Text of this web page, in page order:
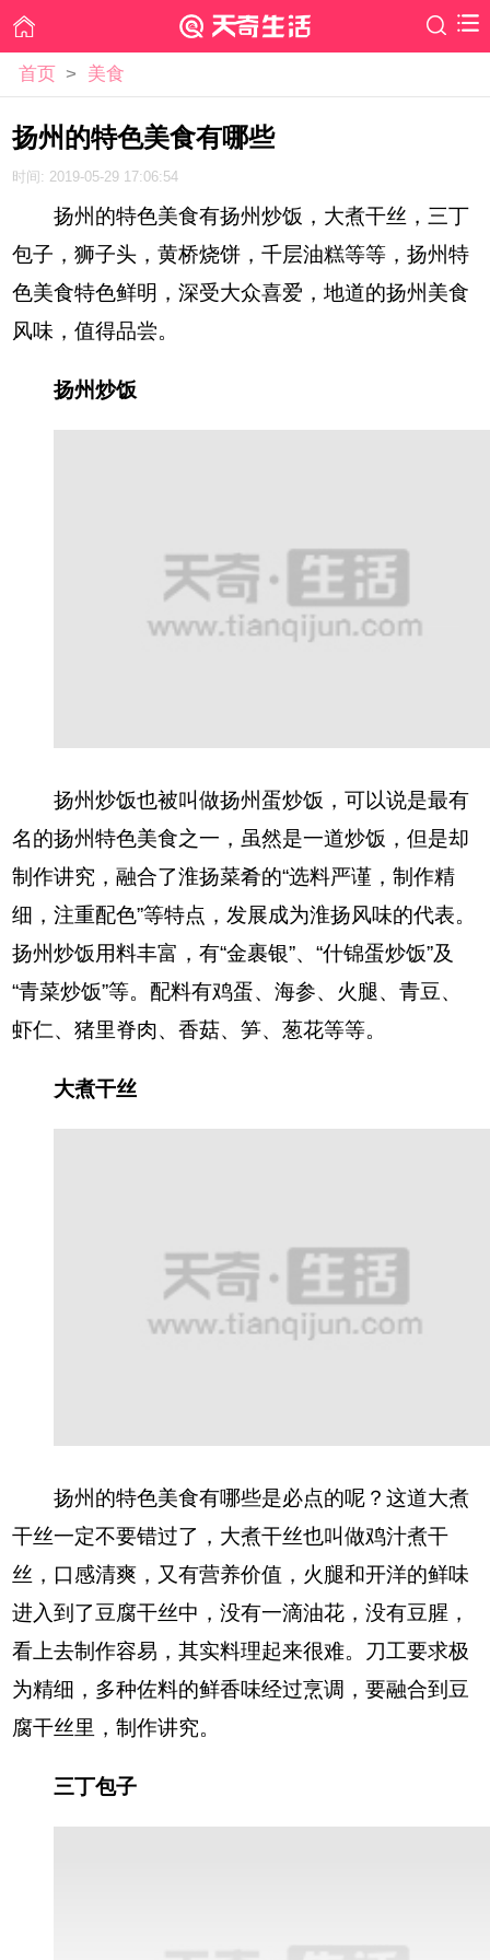
首页 > 美食
扬州的特色美食有哪些
时间: 2019-05-29 17:06:54
扬州的特色美食有扬州炒饭，大煮干丝，三丁
包子，狮子头，黄桥烧饼，千层油糕等等，扬州特
色美食特色鲜明，深受大众喜爱，地道的扬州美食
风味，值得品尝。
扬州炒饭
扬州炒饭也被叫做扬州蛋炒饭，可以说是最有
名的扬州特色美食之一，虽然是一道炒饭，但是却
制作讲究，融合了淮扬菜肴的“选料严谨，制作精
细，注重配色”等特点，发展成为淮扬风味的代表。
扬州炒饭用料丰富，有“金裹银”、“什锦蛋炒饭”及
“青菜炒饭”等。配料有鸡蛋、海参、火腿、青豆、
虾仁、猪里脊肉、香菇、笋、葱花等等。
大煮干丝
扬州的特色美食有哪些是必点的呢？这道大煮
干丝一定不要错过了，大煮干丝也叫做鸡汁煮干
丝，口感清爽，又有营养价值，火腿和开洋的鲜味
进入到了豆腐干丝中，没有一滴油花，没有豆腥，
看上去制作容易，其实料理起来很难。刀工要求极
为精细，多种佐料的鲜香味经过烹调，要融合到豆
腐干丝里，制作讲究。
三丁包子